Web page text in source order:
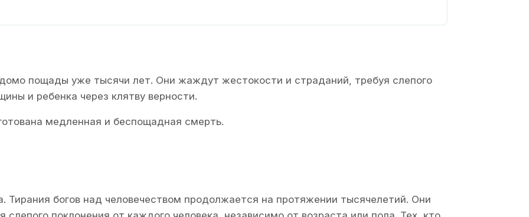
пощады уже тысячи лет. Они жаждут жестокости и страданий, требуя слепого
и ребенка через клятву верности.
медленная и беспощадная смерть.
Тирания богов над человечеством продолжается на протяжении тысячелетий. Они